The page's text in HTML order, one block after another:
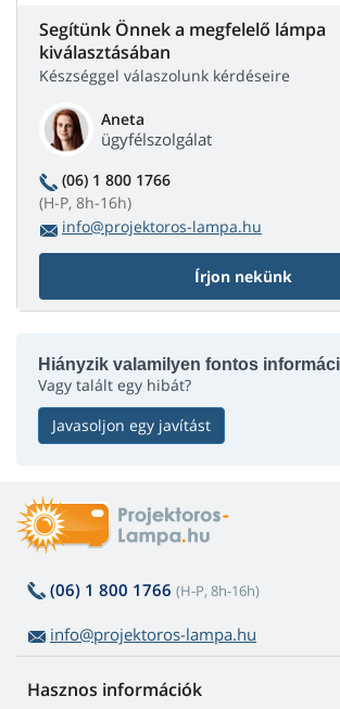
Segítünk Önnek a megfelelő lámpa
kiválasztásában
Készséggel válaszolunk kérdéseire
Aneta
ügyfélszolgálat
(06) 1 800 1766
(H-P, 8h-16h)
info@projektoros-lampa.hu
Írjon nekünk
Hiányzik valamilyen fontos
Vagy talált egy hibát?
Javasoljon egy javítást
(06) 1 800 1766 (H-P, 8h-16h)
info@projektoros-lampa.hu
Hasznos információk